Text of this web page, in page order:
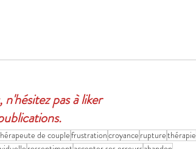
n'hésitez pas à liker
de couplefrustrationcroyance rupturethérapie